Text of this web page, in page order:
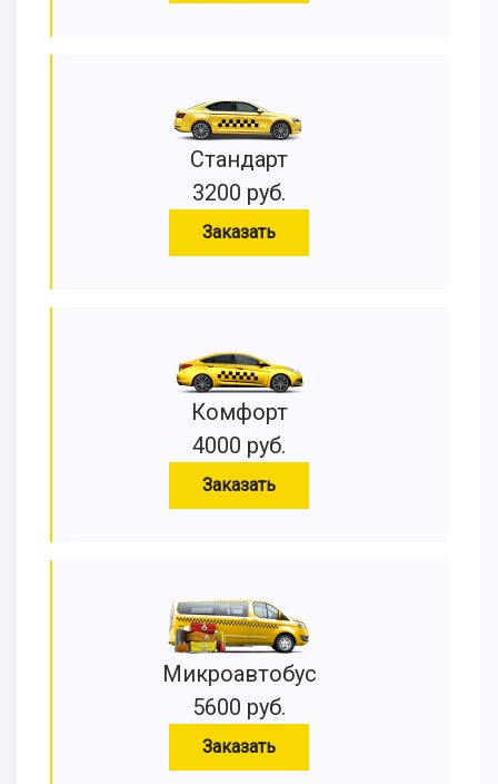
Стандарт
3200 руб.
Заказать
Комфорт
4000 руб.
Заказать
Микроавтобус
5600 руб.
Заказать